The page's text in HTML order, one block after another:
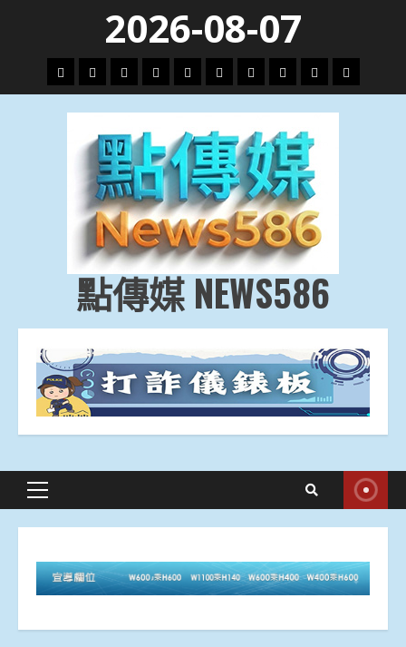
content
2026-08-07
頭
條
財
經
地
方.
會
文
教.
技
專
題
娛
樂
劇
政
治
國
際
運
動
生
活
點傳媒 NEWS586
Primary